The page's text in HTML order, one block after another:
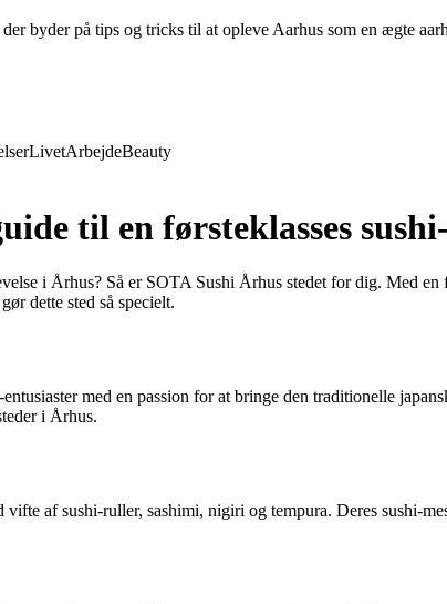
byder på tips og tricks til at opleve Aarhus som en ægte
LivetArbejdeBeauty
til en førsteklasses
i Århus? Så er SOTA Sushi Århus stedet for dig. Med
dette sted så specielt.
med en passion for at bringe den traditionelle
i Århus.
af sushi-ruller, sashimi, nigiri og tempura. Deres sushi-